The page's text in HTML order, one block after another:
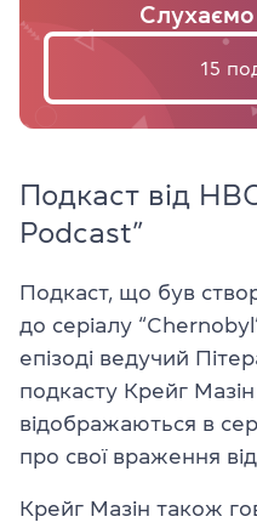
Слухаємо
15
Подкаст від
Podcast”
Подкаст, що був
до серіалу
епізоді ведучий
подкасту Крейг
відображаються в
про свої враження
Крейг Мазін також